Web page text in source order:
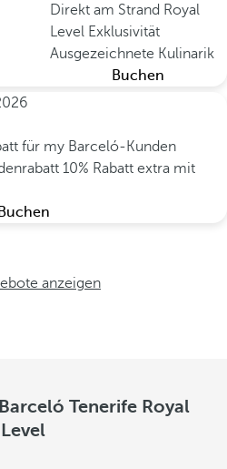
Direkt am Strand Royal
Level Exklusivität
Ausgezeichnete Kulinarik
Buchen
für my Barceló-Kunden
10% Rabatt extra mit
Buchen
anzeigen
Tenerife Royal
Level